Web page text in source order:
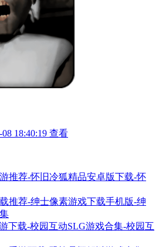
18:40:19 查看
推荐-怀旧冷狐精品安卓版下载-怀
推荐-绅士像素游戏下载手机版-绅
下载-校园互动SLG游戏合集-校园互